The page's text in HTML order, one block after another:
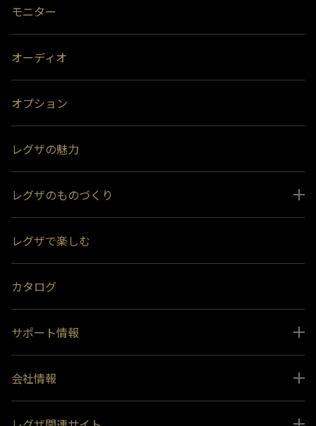
モニター
オーディオ
オプション
レグザの魅力
レグザのものづくり
スペシャルコンテンツ
受賞履歴
レグザで楽しむ
カタログ
サポート情報
取扱説明書ダウンロード
インフォメーション 一覧
会社情報
ニュース